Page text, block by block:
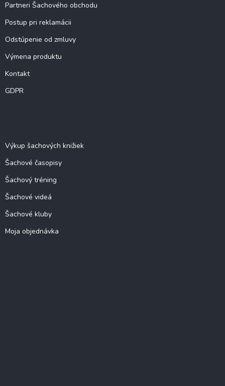
Partneri Šachového obchodu
Postup pri reklamácii
Odstúpenie od zmluvy
Výmena produktu
Kontakt
GDPR
Výkup šachových knižiek
Šachové časopisy
Šachový tréning
Šachové videá
Šachové kluby
Moja objednávka